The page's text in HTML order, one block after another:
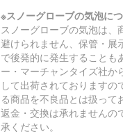
※スノーグローブの気泡に
スノーグローブの気泡は、
避けられません、保管・展
で後発的に発生することも
ー・マーチャンタイズ社か
して出荷されておりますの
る商品を不良品とは扱って
返金・交換は承れませんの
承ください。